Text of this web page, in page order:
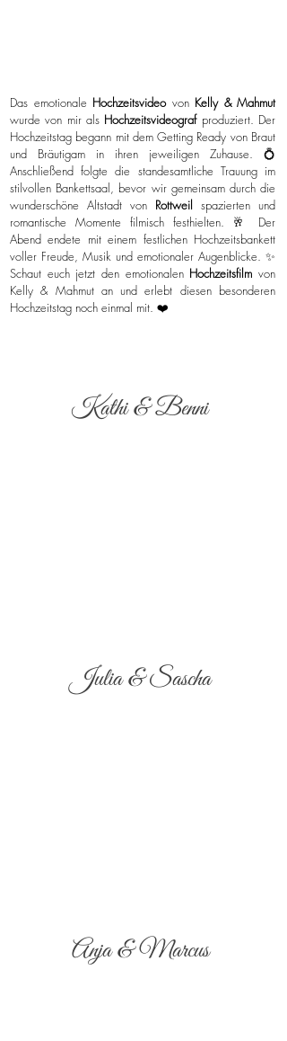
Das emotionale Hochzeitsvideovon Kelly & Mahmut
wurde von mir als Hochzeitsvideograf produziert. Der
Hochzeitstag begann mit dem Getting Ready von Braut
und Bräutigam in ihren jeweiligen Zuhause. 💍
Anschließend folgte die standesamtliche Trauung im
stilvollen Bankettsaal, bevor wir gemeinsam durch die
wunderschöne Altstadt von Rottweil spazierten und
romantische Momente filmisch festhielten. 🥂 Der
Abend endete mit einem festlichen Hochzeitsbankett
voller Freude, Musik und emotionaler Augenblicke. ✨
Schaut euch jetzt den emotionalen Hochzeitsfilmvon
Kelly & Mahmut an und erlebt diesen besonderen
Hochzeitstag noch einmal mit. ❤️
Kathi & Benni
Julia & Sascha
Anja & Marcus